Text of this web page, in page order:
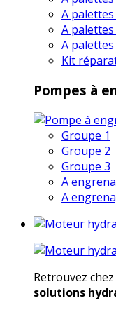
A palettes
A palettes
A palettes
Kit
Pompes à
Groupe 1
Groupe 2
Groupe 3
A
A
Retrouvez chez
solutions